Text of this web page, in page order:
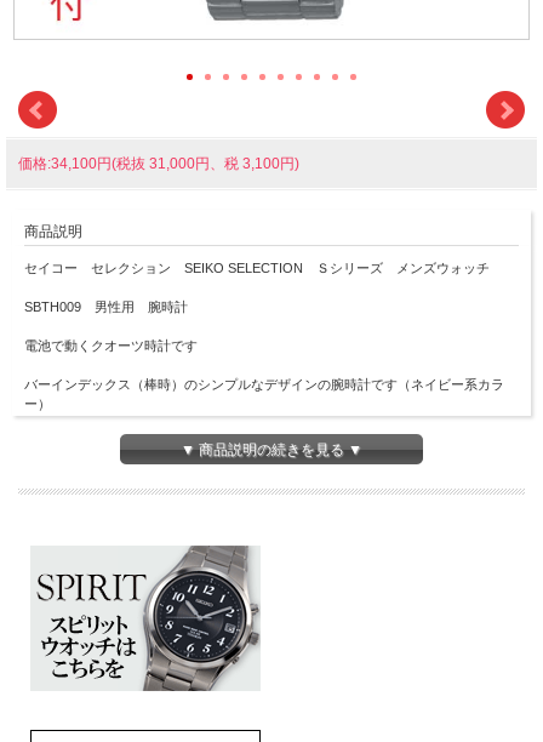
価格:34,100円(税抜 31,000円、税 3,100円)
商品説明
セイコー セレクション SEIKO SELECTION Ｓシリーズ メンズウォッチ
SBTH009 男性用 腕時計
電池で動くクオーツ時計です
バーインデックス（棒時）のシンプルなデザインの腕時計です（ネイビー系カラ
ー）
日と曜日のカレンダーを採用しています
■プッシュ式三つ折中留め
■電池式
■電池寿命約3年
■月差±15秒
■日常生活用強化防水(10気圧)
■ステンレススチールケース
■サファイアガラス(内面無反射コーティング)
■カレンダー（日付＆曜日）機能
■幅37.4mm×厚み8.4mm×重さ106g
▼ 商品説明の続きを見る ▼